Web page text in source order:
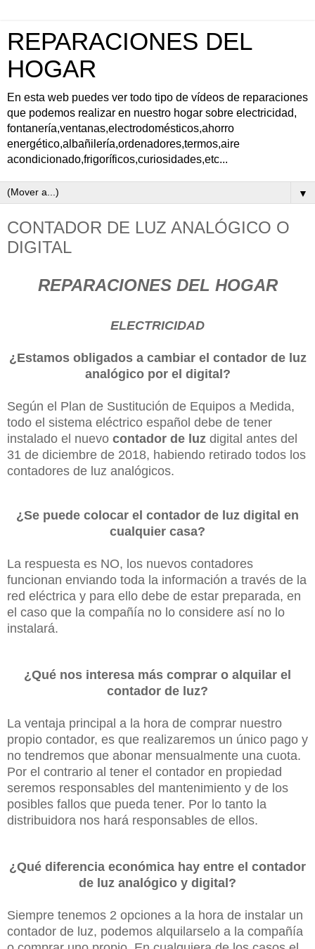
REPARACIONES DEL
HOGAR
En esta web puedes ver todo tipo de vídeos de reparaciones
que podemos realizar en nuestro hogar sobre electricidad,
fontanería,ventanas,electrodomésticos,ahorro
energético,albañilería,ordenadores,termos,aire
acondicionado,frigoríficos,curiosidades,etc...
▼
CONTADOR DE LUZ ANALÓGICO O
DIGITAL
REPARACIONES DEL HOGAR
ELECTRICIDAD
¿Estamos obligados a cambiar el contador de luz
analógico por el digital?
Según el Plan de Sustitución de Equipos a Medida,
todo el sistema eléctrico español debe de tener
instalado el nuevo contador de luz digital antes del
31 de diciembre de 2018, habiendo retirado todos los
contadores de luz analógicos.
¿Se puede colocar el contador de luz digital en
cualquier casa?
La respuesta es NO, los nuevos contadores
funcionan enviando toda la información a través de la
red eléctrica y para ello debe de estar preparada, en
el caso que la compañía no lo considere así no lo
instalará.
¿Qué nos interesa más comprar o alquilar el
contador de luz?
La ventaja principal a la hora de comprar nuestro
propio contador, es que realizaremos un único pago y
no tendremos que abonar mensualmente una cuota.
Por el contrario al tener el contador en propiedad
seremos responsables del mantenimiento y de los
posibles fallos que pueda tener. Por lo tanto la
distribuidora nos hará responsables de ellos.
¿Qué diferencia económica hay entre el contador
de luz analógico y digital?
Siempre tenemos 2 opciones a la hora de instalar un
contador de luz, podemos alquilarselo a la compañía